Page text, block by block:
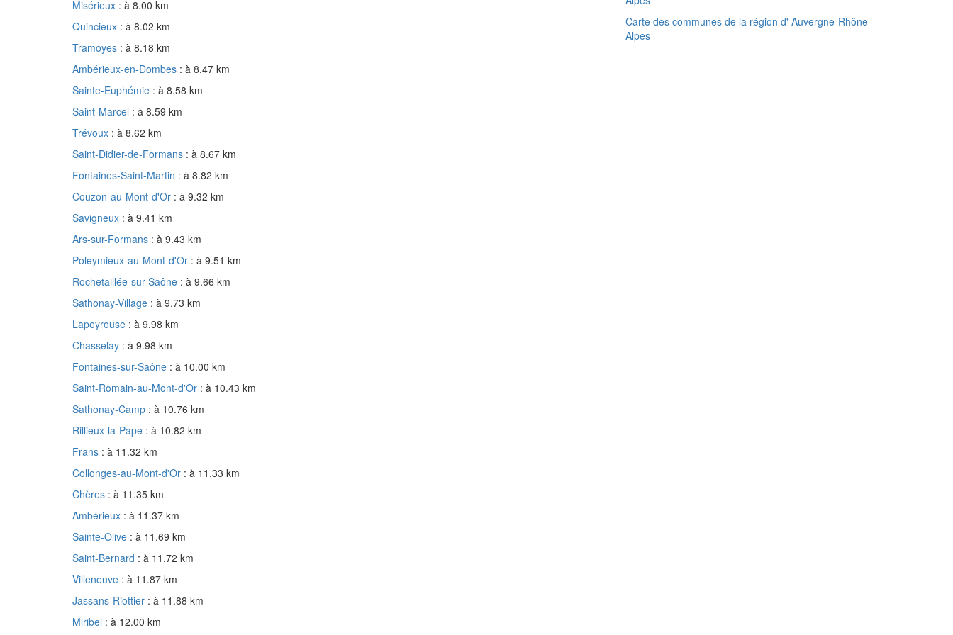
Misérieux : à 8.00 km
Quincieux : à 8.02 km
Tramoyes : à 8.18 km
Ambérieux-en-Dombes : à 8.47 km
Sainte-Euphémie : à 8.58 km
Saint-Marcel : à 8.59 km
Trévoux : à 8.62 km
Saint-Didier-de-Formans : à 8.67 km
Fontaines-Saint-Martin : à 8.82 km
Couzon-au-Mont-d'Or : à 9.32 km
Savigneux : à 9.41 km
Ars-sur-Formans : à 9.43 km
Poleymieux-au-Mont-d'Or : à 9.51 km
Rochetaillée-sur-Saône : à 9.66 km
Sathonay-Village : à 9.73 km
Lapeyrouse : à 9.98 km
Chasselay : à 9.98 km
Fontaines-sur-Saône : à 10.00 km
Saint-Romain-au-Mont-d'Or : à 10.43 km
Sathonay-Camp : à 10.76 km
Rillieux-la-Pape : à 10.82 km
Frans : à 11.32 km
Collonges-au-Mont-d'Or : à 11.33 km
Chères : à 11.35 km
Ambérieux : à 11.37 km
Sainte-Olive : à 11.69 km
Saint-Bernard : à 11.72 km
Villeneuve : à 11.87 km
Jassans-Riottier : à 11.88 km
Miribel : à 12.00 km
Carte des communes de la région d' Auvergne-Rhône-
Alpes